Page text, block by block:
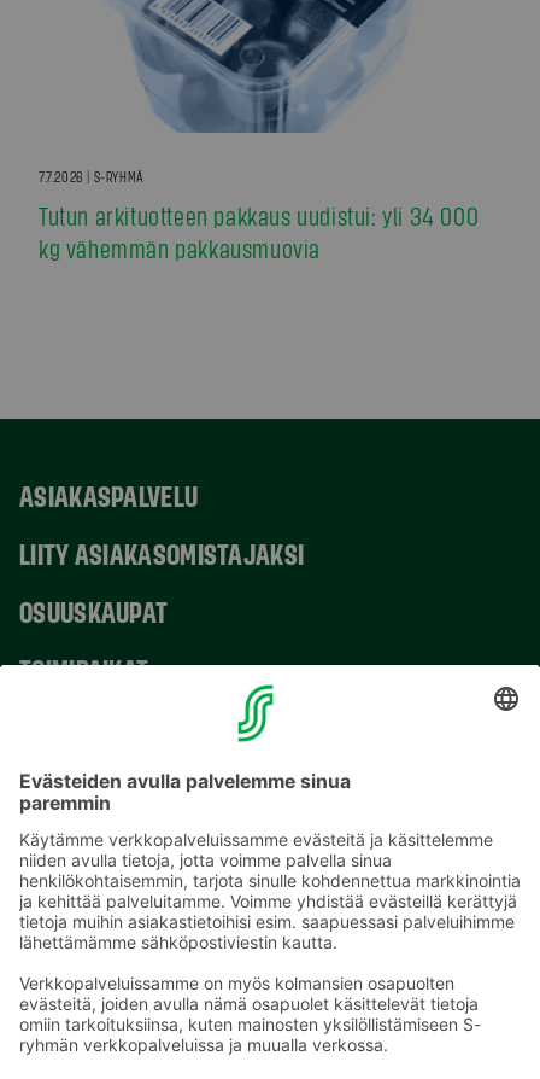
7.7.2026 | S-RYHMÄ
Tutun arkituotteen pakkaus uudistui: yli 34 000
kg vähemmän pakkausmuovia
ASIAKASPALVELU
LIITY ASIAKASOMISTAJAKSI
OSUUSKAUPAT
TOIMIPAIKAT
Sähköpostiosoitteet S-ryhmässä ovat muotoa
etunimi.sukunimi@sok.fi
Seuraa meitä: